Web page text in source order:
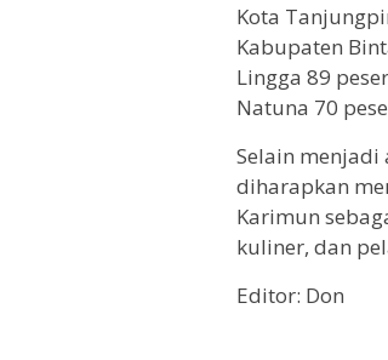
Kota
Kabupaten
Lingga 89
Natuna 70
Selain menjadi
diharapkan
Karimun
kuliner, dan
Editor: Don